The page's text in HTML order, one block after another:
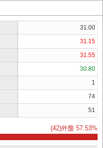
31.00
31.15
31.55
30.80
1
74
51
(42)外盤 57.53%